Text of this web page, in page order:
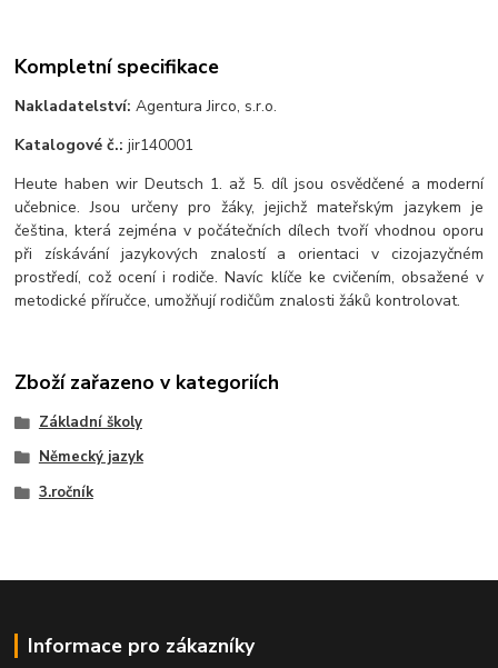
Kompletní specifikace
Nakladatelství:Agentura Jirco, s.r.o.
Katalogové č.:jir140001
Heute haben wir Deutsch 1. až 5. díl jsou osvědčené a moderní
učebnice. Jsou určeny pro žáky, jejichž mateřským jazykem je
čeština, která zejména v počátečních dílech tvoří vhodnou oporu
při získávání jazykových znalostí a orientaci v cizojazyčném
prostředí, což ocení i rodiče. Navíc klíče ke cvičením, obsažené v
metodické příručce, umožňují rodičům znalosti žáků kontrolovat.
Zboží zařazeno v kategoriích
Základní školy
Německý jazyk
3.ročník
Informace pro zákazníky